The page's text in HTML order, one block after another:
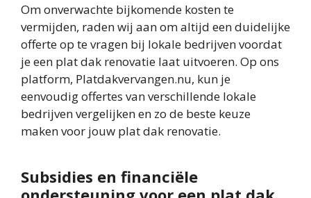
Om onverwachte bijkomende kosten te
vermijden, raden wij aan om altijd een duidelijke
offerte op te vragen bij lokale bedrijven voordat
je een plat dak renovatie laat uitvoeren. Op ons
platform, Platdakvervangen.nu, kun je
eenvoudig offertes van verschillende lokale
bedrijven vergelijken en zo de beste keuze
maken voor jouw plat dak renovatie.
Subsidies en financiële